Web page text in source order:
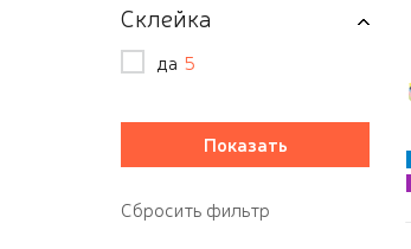
Склейка
да 5